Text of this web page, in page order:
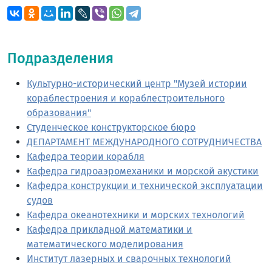
Подразделения
Культурно-исторический центр "Музей истории
кораблестроения и кораблестроительного
образования"
Студенческое конструкторское бюро
ДЕПАРТАМЕНТ МЕЖДУНАРОДНОГО СОТРУДНИЧЕСТВА
Кафедра теории корабля
Кафедра гидроаэромеханики и морской акустики
Кафедра конструкции и технической эксплуатации
судов
Кафедра океанотехники и морских технологий
Кафедра прикладной математики и
математического моделирования
Институт лазерных и сварочных технологий